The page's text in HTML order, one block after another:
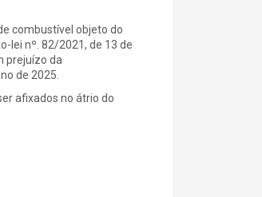
combustível objeto do
lei nº. 82/2021, de 13 de
prejuízo da
de 2025.
afixados no átrio do